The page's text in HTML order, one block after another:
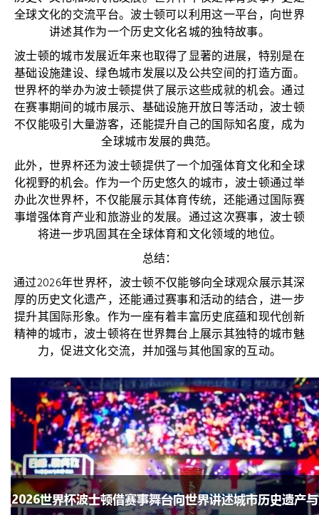
全球文化的交流平台。波士顿可以利用这一平台，向世界
讲述其作为一个历史文化名城的独特故事。
波士顿的城市发展近年来也取得了显著的进展，特别是在
基础设施建设、绿色城市发展以及公共空间的打造方面。
世界杯的举办为波士顿提供了展示这些成就的机会。通过
在赛事期间的城市展示、基础设施开放日等活动，波士顿
不仅能吸引大量游客，还能提升自己的国际知名度，成为
全球城市发展的典范。
此外，世界杯还为波士顿提供了一个加强体育文化和全球
化视野的机会。作为一个历史悠久的城市，波士顿通过举
办此次世界杯，不仅能展示其体育传统，还能通过国际赛
事增强体育产业和旅游业的发展。通过这次赛事，波士顿
将进一步巩固其在全球体育和文化领域的地位。
总结：
通过2026年世界杯，波士顿不仅能够向全球观众展示其深
厚的历史文化遗产，还能通过赛事和活动的结合，进一步
提升其国际形象。作为一座有着丰富历史底蕴和现代创新
精神的城市，波士顿将在世界舞台上展示其独特的城市魅
力，促进文化交流，并加强与其他国家的互动。